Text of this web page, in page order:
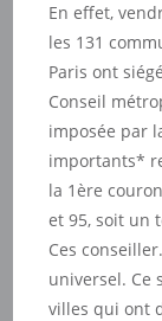
En effet,
les 131
Paris ont
Conseil
imposée par
importants*
la 1ère
et 95, soit un
Ces
universel. Ce
villes qui ont